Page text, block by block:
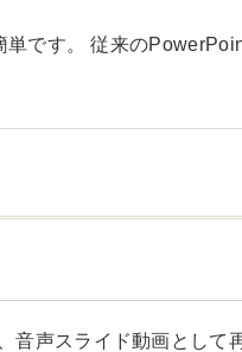
です。 従来の
音声スライド動画として